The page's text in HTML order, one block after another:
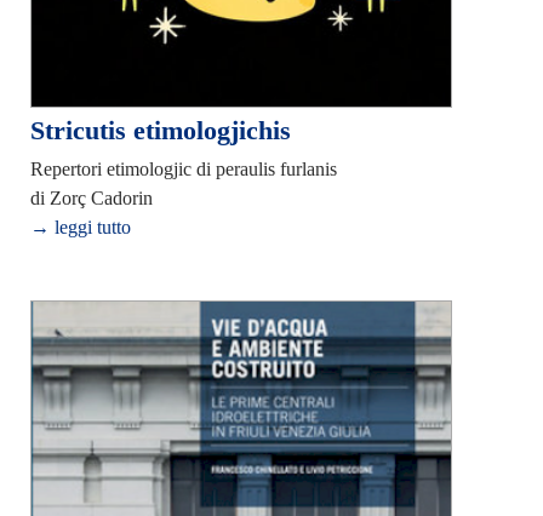
Stricutis etimologjichis
Repertori etimologjic di peraulis furlanis
di Zorç Cadorin
→ leggi tutto